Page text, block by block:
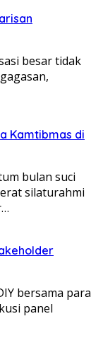
besar tidak
Kamtibmas di
bulan suci
silaturahmi
bersama para
panel